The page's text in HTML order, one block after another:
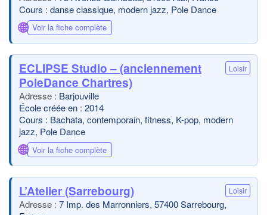
Cours : danse classique, modern jazz, Pole Dance
🌐 Voir la fiche complète
ECLIPSE Studio – (anciennement
PoleDance Chartres)
Loisir
Barjouville
École créée en : 2014
Cours : Bachata, contemporain, fitness, K-pop, modern
jazz, Pole Dance
🌐 Voir la fiche complète
L’Atelier (Sarrebourg) Loisir
7 Imp. des Marronniers, 57400 Sarrebourg,